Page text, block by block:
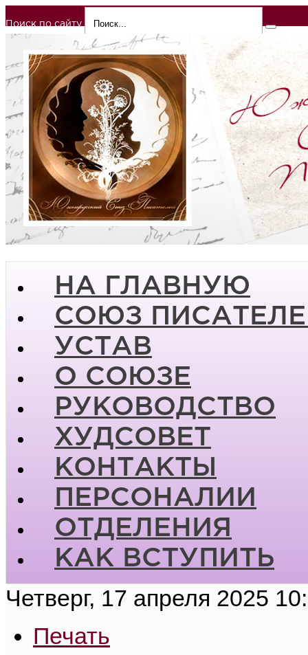
Поиск по сайту
НА ГЛАВНУЮ
СОЮЗ
УСТАВ
О СОЮЗЕ
РУКОВОДСТВО
ХУДСОВЕТ
КОНТАКТЫ
ПЕРСОНАЛИИ
ОТДЕЛЕНИЯ
КАК ВСТУПИТЬ
Четверг, 17 апреля 2025
Печать